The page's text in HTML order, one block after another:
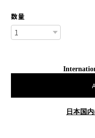
数量
日本国